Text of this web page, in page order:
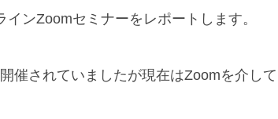
ンZoomセミナーをレポートします。
されていましたが現在はZoomを介して